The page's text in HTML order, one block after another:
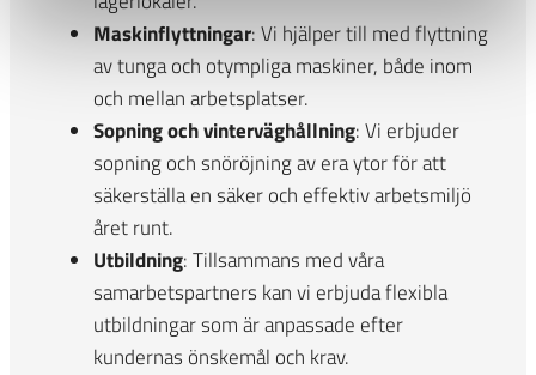
Maskinflyttningar: Vi hjälper till med flyttning
av tunga och otympliga maskiner, både inom
och mellan arbetsplatser.
Sopning och vinterväghållning: Vi erbjuder
sopning och snöröjning av era ytor för att
säkerställa en säker och effektiv arbetsmiljö
året runt.
Utbildning: Tillsammans med våra
samarbetspartners kan vi erbjuda flexibla
utbildningar som är anpassade efter
kundernas önskemål och krav.